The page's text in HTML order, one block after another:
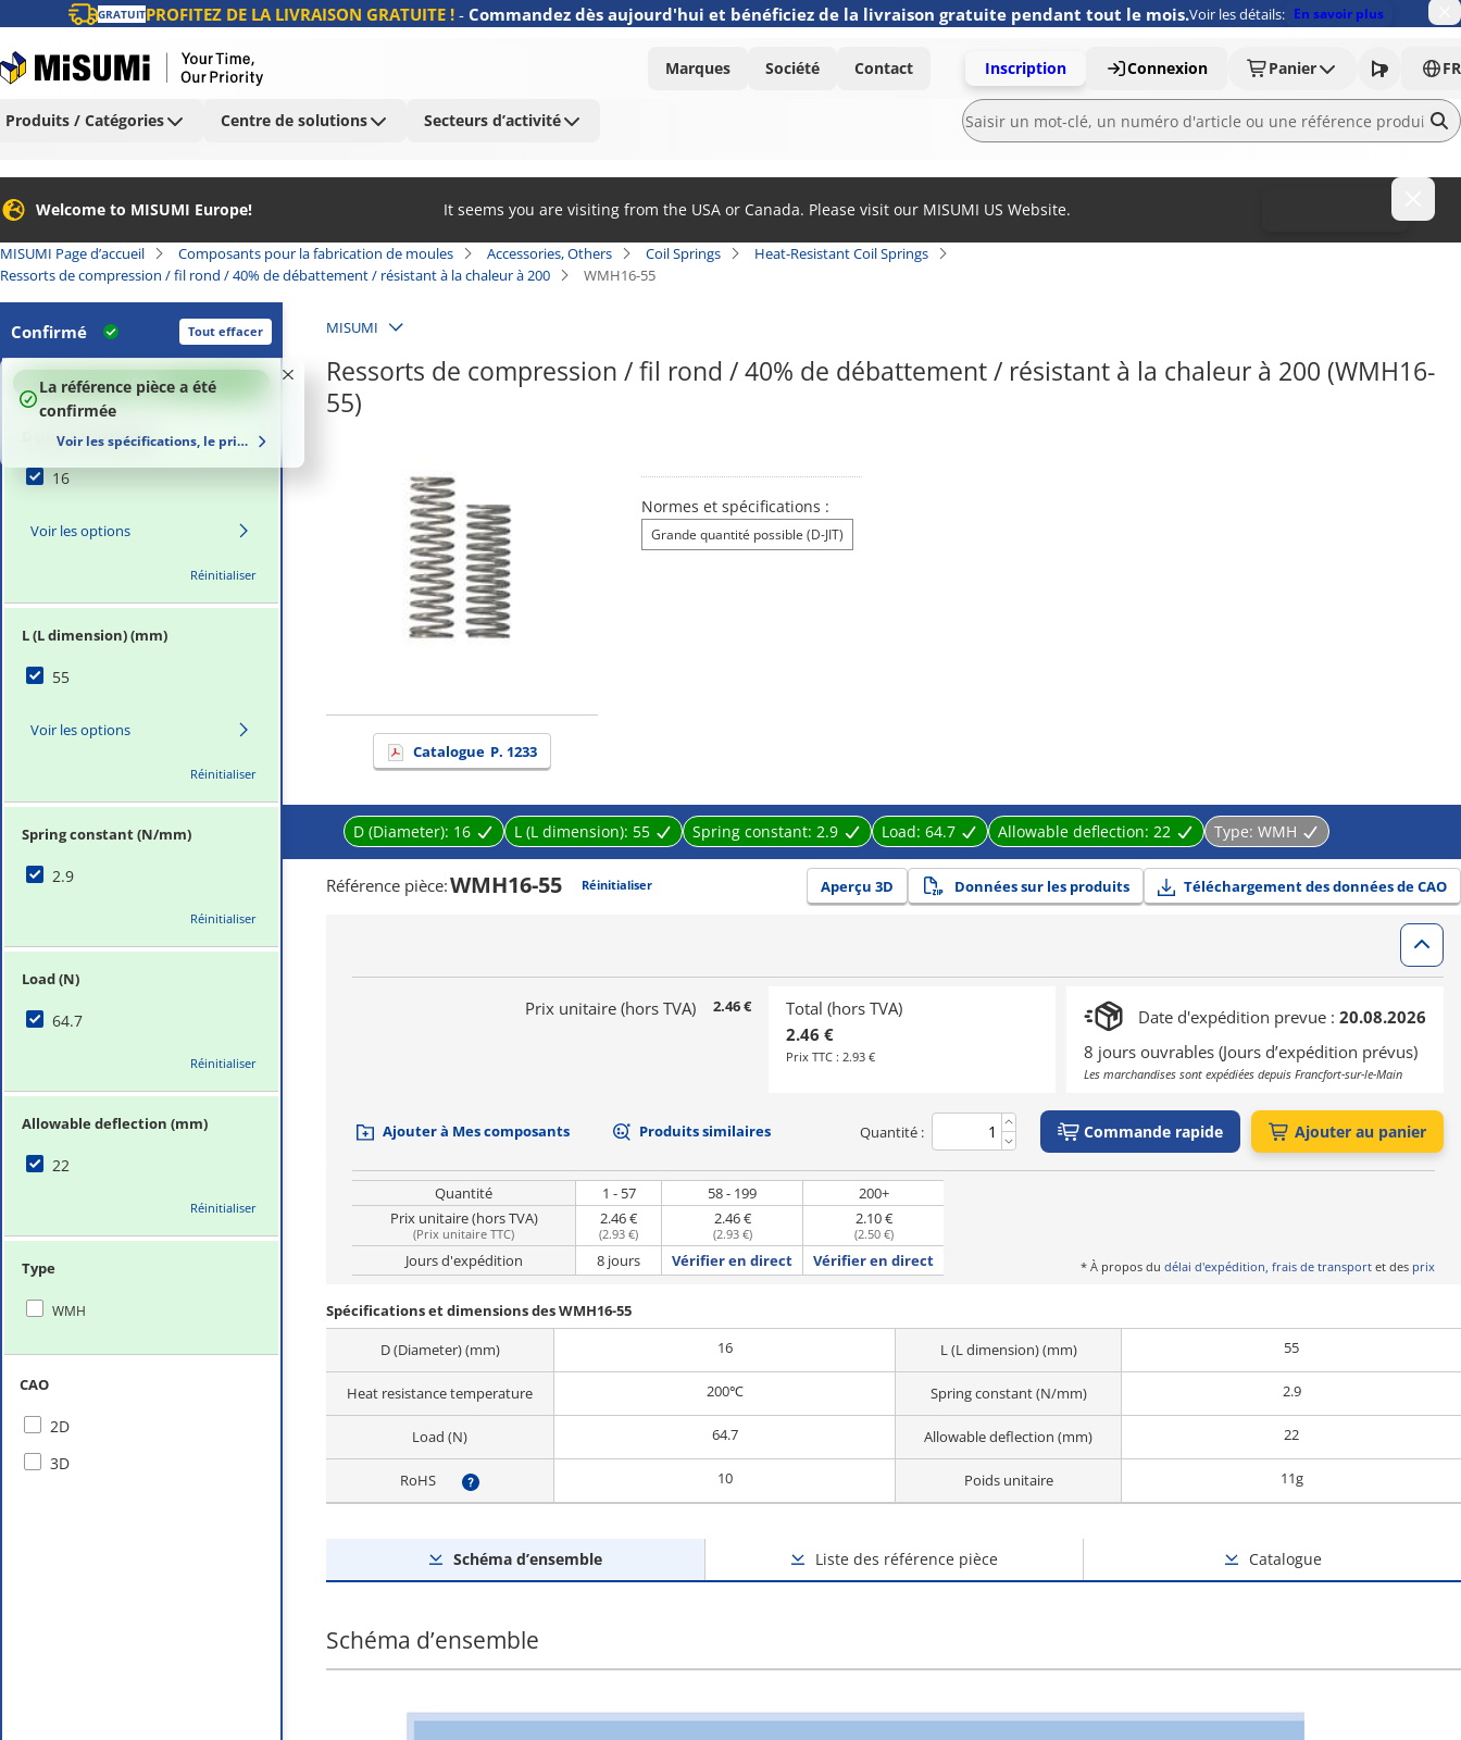
GRATUITPROFITEZ DE LA LIVRAISON GRATUITE !- Commandez dès aujourd'hui et bénéficiez de la livraison gratuite pendant tout le mois.Voir les détails: En savoir plus
Marques Société Contact Inscription Connexion Panier FR
Produits / Catégories Centre de solutions Secteurs d’activité
Welcome to MISUMI Europe! It seems you are visiting from the USA or Canada. Please visit our MISUMI US Website.
MISUMI Page d’accueil Composants pour la fabrication de moules Accessories, Others Coil Springs
Heat-Resistant Coil Springs
Ressorts de compression / fil rond / 40% de débattement / résistant à la chaleur à 200
WMH16-55
Confirmé Tout effacer
100%
La référence pièce a été
confirmée
Voir les spécifications, le prix et le délai de livraison
D (Diameter) (mm)
16
Voir les options
Réinitialiser
L (L dimension) (mm)
55
Voir les options
Réinitialiser
Spring constant (N/mm)
2.9
Réinitialiser
Load (N)
64.7
Réinitialiser
Allowable deflection (mm)
22
Réinitialiser
Type
WMH
CAO
2D
3D
MISUMI
Ressorts de compression / fil rond / 40% de débattement / résistant à la chaleur à 200 (WMH16-
55)
Catalogue P. 1233
Normes et spécifications :
Grande quantité possible (D-JIT)
D (Diameter): 16 L (L dimension): 55 Spring constant: 2.9 Load: 64.7 Allowable deflection: 22 Type: WMH
Référence pièce:WMH16-55 Réinitialiser Aperçu 3D Données sur les produits Téléchargement des données de CAO
Prix unitaire (hors TVA) 2.46 €
Total (hors TVA)
2.46 €
Prix TTC : 2.93 €
Date d'expédition prevue : 20.08.2026
8 jours ouvrables (Jours d’expédition prévus)
Les marchandises sont expédiées depuis Francfort-sur-le-Main
Ajouter à Mes composants Produits similaires Quantité : Commande rapide Ajouter au panier
Quantité 1 - 57 58 - 199
200+
Prix unitaire (hors TVA)
(Prix unitaire TTC)
2.46 €
(2.93 €)
2.46 €
(2.93 €)
2.10 €
(2.50 €)
Jours d'expédition 8 jours Vérifier en direct Vérifier en direct * À propos du délai d'expédition, frais de transport et des prix
Spécifications et dimensions des WMH16-55
D (Diameter) (mm)
16 L (L dimension) (mm) 55
Heat resistance temperature 200℃ Spring constant (N/mm) 2.9
Load (N) 64.7 Allowable deflection (mm) 22
RoHS 10 Poids unitaire 11g
Schéma d’ensemble Liste des référence pièce Catalogue
Schéma d’ensemble